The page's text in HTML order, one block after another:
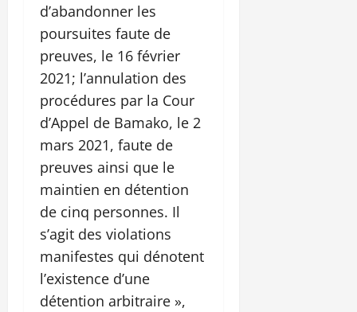
d’abandonner les
poursuites faute de
preuves, le 16 février
2021; l’annulation des
procédures par la Cour
d’Appel de Bamako, le 2
mars 2021, faute de
preuves ainsi que le
maintien en détention
de cinq personnes. Il
s’agit des violations
manifestes qui dénotent
l’existence d’une
détention arbitraire »,